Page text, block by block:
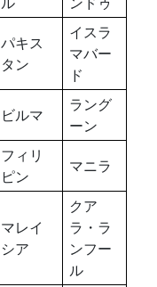
パキス
タン
イスラ
マバー
ド
ビルマ
ラング
ーン
フィリ
ピン
マニラ
マレイ
シア
クア
ラ・ラ
ンフー
ル